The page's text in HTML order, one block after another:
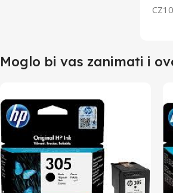
Moglo bi vas zanimati i